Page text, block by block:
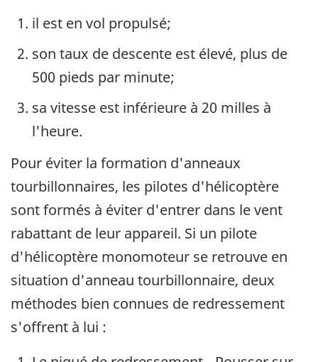
il est en vol propulsé;
son taux de descente est élevé, plus de
500 pieds par minute;
sa vitesse est inférieure à 20 milles à
l'heure.
Pour éviter la formation d'anneaux
tourbillonnaires, les pilotes d'hélicoptère
sont formés à éviter d'entrer dans le vent
rabattant de leur appareil. Si un pilote
d'hélicoptère monomoteur se retrouve en
situation d'anneau tourbillonnaire, deux
méthodes bien connues de redressement
s'offrent à lui :